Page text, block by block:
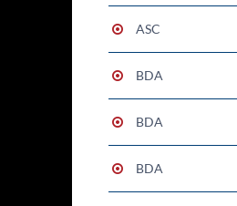
ASC
BDA
BDA
BDA